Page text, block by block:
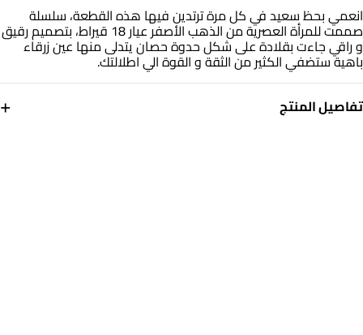
انعمي بحظ سعيد في كل مرة ترتدين فيها هذه القطعة، سلسلة
صممت للمرأة العصرية من الذهب الأصفر عيار 18 قيراط، بتصميم رقيق
و راقي جاءت بقلادة على شكل حدوة حصان يتدلى منها عين زرقاء
باهية ستضفي الكثير من الثقة و القوة الي اطلالتك.
تفاصيل المنتج
+